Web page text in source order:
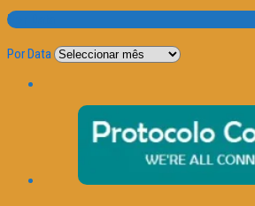
Por Data
Por Data